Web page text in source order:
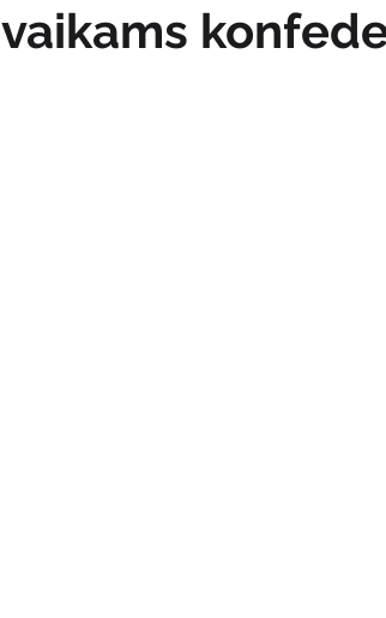
vaikams